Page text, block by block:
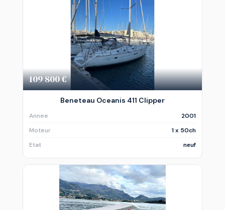
109 800 €
Beneteau Oceanis 411 Clipper
Annee
2001
Moteur
1 x 50ch
Etat
neuf